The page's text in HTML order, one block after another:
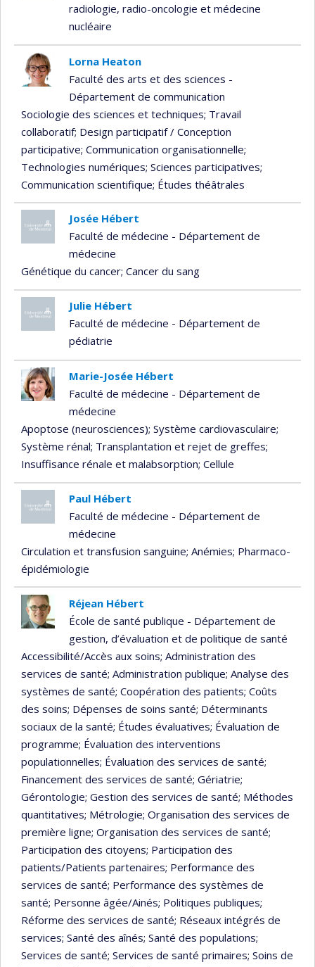
radiologie, radio-oncologie et médecine
nucléaire
Lorna Heaton
Faculté des arts et des sciences -
Département de communication
Sociologie des sciences et techniques; Travail
collaboratif; Design participatif / Conception
participative; Communication organisationnelle;
Technologies numériques; Sciences participatives;
Communication scientifique; Études théâtrales
Josée Hébert
Faculté de médecine - Département de
médecine
Génétique du cancer; Cancer du sang
Julie Hébert
Faculté de médecine - Département de
pédiatrie
Marie-Josée Hébert
Faculté de médecine - Département de
médecine
Apoptose (neurosciences); Système cardiovasculaire;
Système rénal; Transplantation et rejet de greffes;
Insuffisance rénale et malabsorption; Cellule
Paul Hébert
Faculté de médecine - Département de
médecine
Circulation et transfusion sanguine; Anémies; Pharmaco-
épidémiologie
Réjean Hébert
École de santé publique - Département de
gestion, d’évaluation et de politique de santé
Accessibilité/Accès aux soins; Administration des
services de santé; Administration publique; Analyse des
systèmes de santé; Coopération des patients; Coûts
des soins; Dépenses de soins santé; Déterminants
sociaux de la santé; Études évaluatives; Évaluation de
programme; Évaluation des interventions
populationnelles; Évaluation des services de santé;
Financement des services de santé; Gériatrie;
Gérontologie; Gestion des services de santé; Méthodes
quantitatives; Métrologie; Organisation des services de
première ligne; Organisation des services de santé;
Participation des citoyens; Participation des
patients/Patients partenaires; Performance des
services de santé; Performance des systèmes de
santé; Personne âgée/Ainés; Politiques publiques;
Réforme des services de santé; Réseaux intégrés de
services; Santé des aînés; Santé des populations;
Services de santé; Services de santé primaires; Soins de